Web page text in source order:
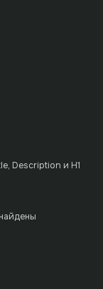
Description и H1